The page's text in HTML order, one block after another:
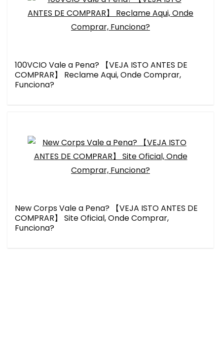
100VCIO Vale a Pena? 【VEJA ISTO ANTES DE
COMPRAR】 Reclame Aqui, Onde Comprar,
Funciona?
New Corps Vale a Pena? 【VEJA ISTO ANTES DE
COMPRAR】 Site Oficial, Onde Comprar,
Funciona?